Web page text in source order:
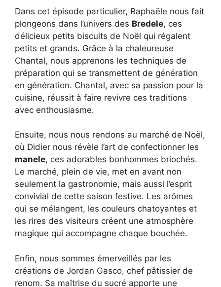
Dans cet épisode particulier, Raphaële nous fait
plongeons dans l’univers des Bredele, ces
délicieux petits biscuits de Noël qui régalent
petits et grands. Grâce à la chaleureuse
Chantal, nous apprenons les techniques de
préparation qui se transmettent de génération
en génération. Chantal, avec sa passion pour la
cuisine, réussit à faire revivre ces traditions
avec enthousiasme.
Ensuite, nous nous rendons au marché de Noël,
où Didier nous révèle l’art de confectionner les
manele, ces adorables bonhommes briochés.
Le marché, plein de vie, met en avant non
seulement la gastronomie, mais aussi l’esprit
convivial de cette saison festive. Les arômes
qui se mélangent, les couleurs chatoyantes et
les rires des visiteurs créent une atmosphère
magique qui accompagne chaque bouchée.
Enfin, nous sommes émerveillés par les
créations de Jordan Gasco, chef pâtissier de
renom. Sa maîtrise du sucré apporte une